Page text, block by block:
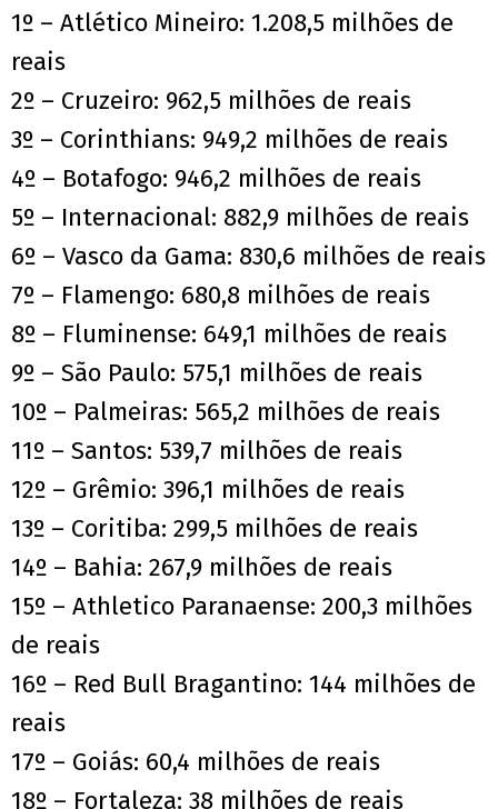
1º – Atlético Mineiro: 1.208,5 milhões de
reais
2º – Cruzeiro: 962,5 milhões de reais
3º – Corinthians: 949,2 milhões de reais
4º – Botafogo: 946,2 milhões de reais
5º – Internacional: 882,9 milhões de reais
6º – Vasco da Gama: 830,6 milhões de reais
7º – Flamengo: 680,8 milhões de reais
8º – Fluminense: 649,1 milhões de reais
9º – São Paulo: 575,1 milhões de reais
10º – Palmeiras: 565,2 milhões de reais
11º – Santos: 539,7 milhões de reais
12º – Grêmio: 396,1 milhões de reais
13º – Coritiba: 299,5 milhões de reais
14º – Bahia: 267,9 milhões de reais
15º – Athletico Paranaense: 200,3 milhões
de reais
16º – Red Bull Bragantino: 144 milhões de
reais
17º – Goiás: 60,4 milhões de reais
18º – Fortaleza: 38 milhões de reais